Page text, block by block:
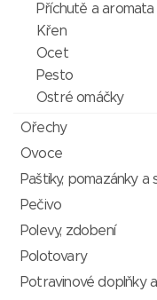
Příchutě a aromata
Křen
Ocet
Pesto
Ostré omáčky
Ořechy
Ovoce
Paštiky, pomazánky a
Pečivo
Polevy, zdobení
Polotovary
Potravinové doplňky